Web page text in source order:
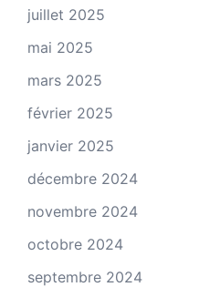
juillet 2025
mai 2025
mars 2025
février 2025
janvier 2025
décembre 2024
novembre 2024
octobre 2024
septembre 2024